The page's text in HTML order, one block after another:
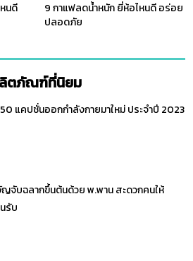
นดี
9 กาแฟลดน้ำหนัก ยี่ห้อไหนดี อร่อย
ปลอดภัย
ตภัณฑ์ที่นิยม
50 แคปชั่นออกกำลังกายมาใหม่ ประจำปี 2023
จับฉลากขึ้นต้นด้วย พ.พาน สะดวกคนให้
รับ